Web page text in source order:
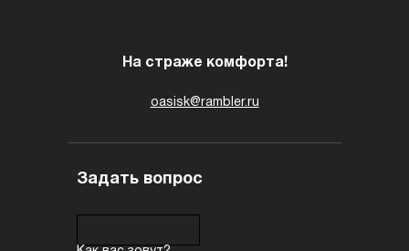
oasisk@rambler.ru
На страже комфорта!
Задать вопрос